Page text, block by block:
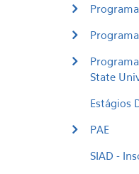
State
Estágios
PAE
SIAD -